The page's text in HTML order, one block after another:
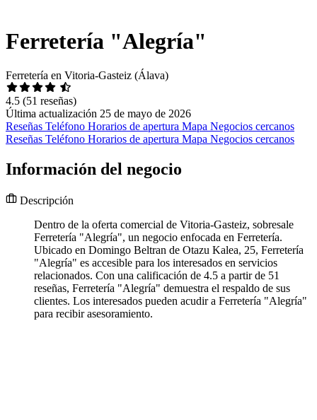
Ferretería "Alegría"
Ferretería en Vitoria-Gasteiz (Álava)
4.5 (51 reseñas)
Última actualización 25 de mayo de 2026
Reseñas Teléfono Horarios de apertura Mapa Negocios cercanos
Reseñas Teléfono Horarios de apertura Mapa Negocios cercanos
Información del negocio
Descripción
Dentro de la oferta comercial de Vitoria-Gasteiz, sobresale
Ferretería "Alegría", un negocio enfocada en Ferretería.
Ubicado en Domingo Beltran de Otazu Kalea, 25, Ferretería
"Alegría" es accesible para los interesados en servicios
relacionados. Con una calificación de 4.5 a partir de 51
reseñas, Ferretería "Alegría" demuestra el respaldo de sus
clientes. Los interesados pueden acudir a Ferretería "Alegría"
para recibir asesoramiento.